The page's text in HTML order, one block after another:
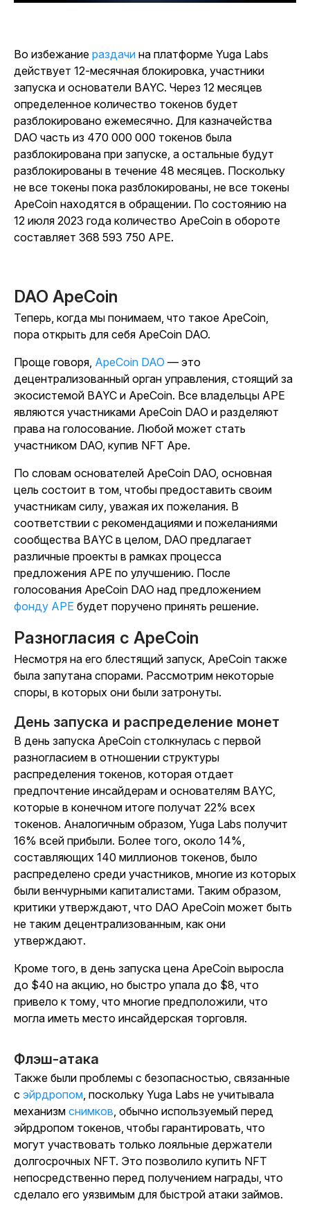
Во избежание раздачи на платформе Yuga Labs
действует 12-месячная блокировка, участники
запуска и основатели BAYC. Через 12 месяцев
определенное количество токенов будет
разблокировано ежемесячно. Для казначейства
DAO часть из 470 000 000 токенов была
разблокирована при запуске, а остальные будут
разблокированы в течение 48 месяцев. Поскольку
не все токены пока разблокированы, не все токены
ApeCoin находятся в обращении. По состоянию на
12 июля 2023 года количество ApeCoin в обороте
составляет 368 593 750 APE.
DAO ApeCoin
Теперь, когда мы понимаем, что такое ApeCoin,
пора открыть для себя ApeCoin DAO.
Проще говоря, ApeCoin DAO — это
децентрализованный орган управления, стоящий за
экосистемой BAYC и ApeCoin. Все владельцы APE
являются участниками ApeCoin DAO и разделяют
права на голосование. Любой может стать
участником DAO, купив NFT Ape.
По словам основателей ApeCoin DAO, основная
цель состоит в том, чтобы предоставить своим
участникам силу, уважая их пожелания. В
соответствии с рекомендациями и пожеланиями
сообщества BAYC в целом, DAO предлагает
различные проекты в рамках процесса
предложения APE по улучшению. После
голосования ApeCoin DAO над предложением
фонду APE будет поручено принять решение.
Разногласия с ApeCoin
Несмотря на его блестящий запуск, ApeCoin также
была запутана спорами. Рассмотрим некоторые
споры, в которых они были затронуты.
День запуска и распределение монет
В день запуска ApeCoin столкнулась с первой
разногласием в отношении структуры
распределения токенов, которая отдает
предпочтение инсайдерам и основателям BAYC,
которые в конечном итоге получат 22% всех
токенов. Аналогичным образом, Yuga Labs получит
16% всей прибыли. Более того, около 14%,
составляющих 140 миллионов токенов, было
распределено среди участников, многие из которых
были венчурными капиталистами. Таким образом,
критики утверждают, что DAO ApeCoin может быть
не таким децентрализованным, как они
утверждают.
Кроме того, в день запуска цена ApeCoin выросла
до $40 на акцию, но быстро упала до $8, что
привело к тому, что многие предположили, что
могла иметь место инсайдерская торговля.
Флэш-атака
Также были проблемы с безопасностью, связанные
с эйрдропом, поскольку Yuga Labs не учитывала
механизм снимков, обычно используемый перед
эйрдропом токенов, чтобы гарантировать, что
могут участвовать только лояльные держатели
долгосрочных NFT. Это позволило купить NFT
непосредственно перед получением награды, что
сделало его уязвимым для быстрой атаки займов.